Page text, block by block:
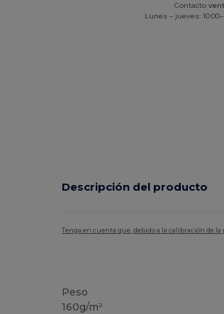
Contacto
Lunes – jueves:
Descripción del producto
Tenga en cuenta que, debido a la calibración de
Peso
160g/m²